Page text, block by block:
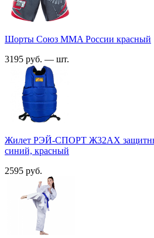
Шорты Союз MMA России красный
3195 руб. — шт.
Жилет РЭЙ-СПОРТ Ж32АХ
синий, красный
2595 руб.